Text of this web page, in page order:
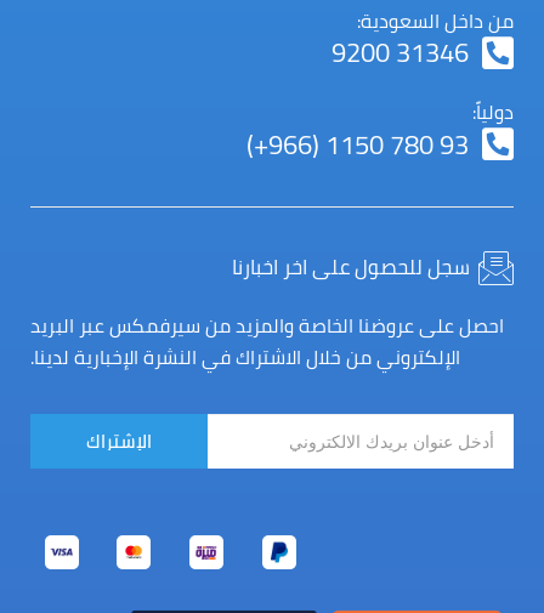
من داخل السعودية:
9200 31346
دولياً:
(+966) 1150 780 93
سجل للحصول على اخر اخبارنا
احصل على عروضنا الخاصة والمزيد من سيرفمكس عبر البريد
الإلكتروني من خلال الاشتراك في النشرة الإخبارية لدينا.
الإشتراك